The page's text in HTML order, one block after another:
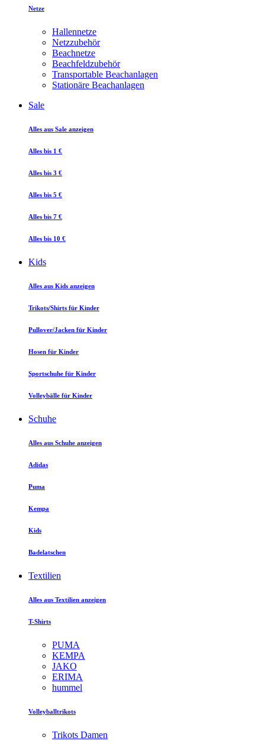
Netze
Hallennetze
Netzzubehör
Beachnetze
Beachfeldzubehör
Transportable Beachanlagen
Stationäre Beachanlagen
Sale
Alles aus Sale anzeigen
Alles bis 1 €
Alles bis 3 €
Alles bis 5 €
Alles bis 7 €
Alles bis 10 €
Kids
Alles aus Kids anzeigen
Trikots/Shirts für Kinder
Pullover/Jacken für Kinder
Hosen für Kinder
Sportschuhe für Kinder
Volleybälle für Kinder
Schuhe
Alles aus Schuhe anzeigen
Adidas
Puma
Kempa
Kids
Badelatschen
Textilien
Alles aus Textilien anzeigen
T-Shirts
PUMA
KEMPA
JAKO
ERIMA
hummel
Volleyballtrikots
Trikots Damen